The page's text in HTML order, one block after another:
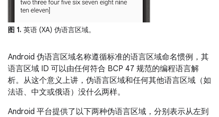
图 1. 英语 (XA) 伪语言区域。
Android 伪语言区域名称遵循标准的语言区域命名惯例，其
语言区域 ID 可以由任何符合 BCP 47 规范的编程语言解
析。从这个意义上讲，伪语言区域和任何其他语言区域（如
法语、中文或俄语）没什么两样。
Android 平台提供了以下两种伪语言区域，分别表示从左到